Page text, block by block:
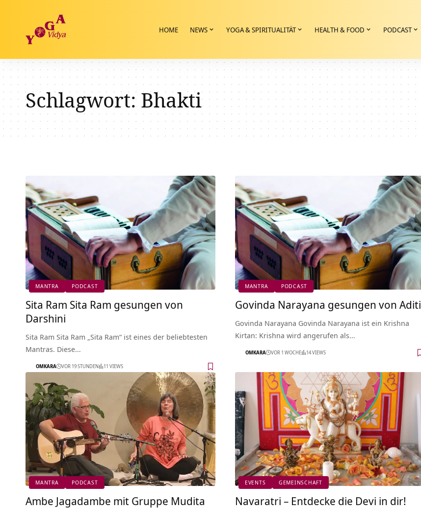
HOME NEWS YOGA & SPIRITUALITÄT HEALTH & FOOD PODCAST
Schlagwort:Bhakti
MANTRA PODCAST
Sita Ram Sita Ram gesungen von
Darshini
Sita Ram Sita Ram „Sita Ram“ ist eines der beliebtesten
Mantras. Diese…
OMKARA VOR 19 STUNDEN 11 VIEWS
MANTRA PODCAST
Govinda Narayana gesungen von Aditi
Govinda Narayana Govinda Narayana ist ein Krishna
Kirtan: Krishna wird angerufen als…
OMKARA VOR 1 WOCHE 14 VIEWS
MANTRA PODCAST
Ambe Jagadambe mit Gruppe Mudita
EVENTS GEMEINSCHAFT
Navaratri – Entdecke die Devi in dir!